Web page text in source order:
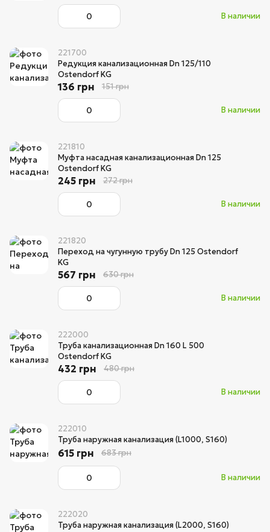
В наличии
221700
Редукция канализационная Dn 125/110
Ostendorf KG
В наличии
136 грн 151 грн
221810
Муфта насадная канализационная Dn 125
Ostendorf KG
В наличии
245 грн 272 грн
221820
Переход на чугунную трубу Dn 125 Ostendorf
KG
В наличии
567 грн 630 грн
222000
Труба канализационная Dn 160 L 500
Ostendorf KG
В наличии
432 грн 480 грн
222010
Труба наружная канализация (L1000, S160)
В наличии
615 грн 683 грн
222020
Труба наружная канализация (L2000, S160)